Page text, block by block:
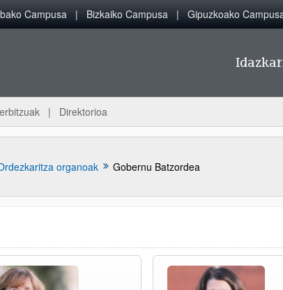
Campusa Bizkaiko Campusa Gipuzkoako
Direktorioa
organoak Gobernu Batzordea